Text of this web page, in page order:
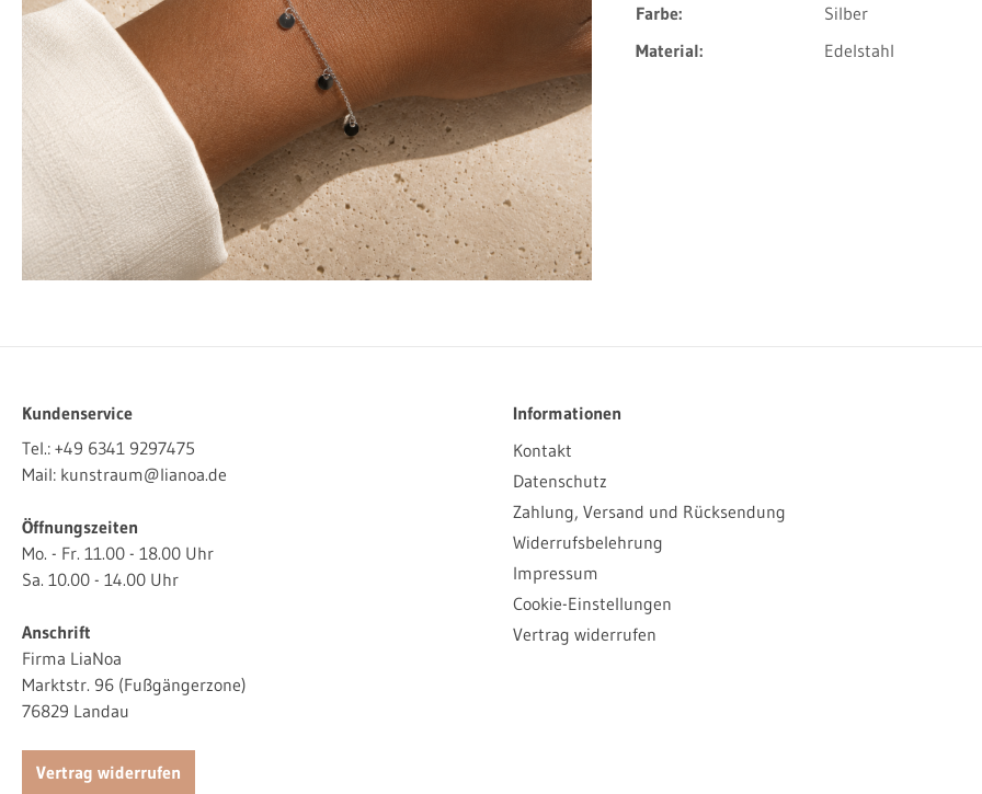
Farbe:
Silber
Material:
Edelstahl
Kundenservice
Tel.: +49 6341 9297475
Mail: kunstraum@lianoa.de
Öffnungszeiten
Mo. - Fr. 11.00 - 18.00 Uhr
Sa. 10.00 - 14.00 Uhr
Anschrift
Firma LiaNoa
Marktstr. 96 (Fußgängerzone)
76829 Landau
Vertrag widerrufen
Informationen
Kontakt
Datenschutz
Zahlung, Versand und Rücksendung
Widerrufsbelehrung
Impressum
Cookie-Einstellungen
Vertrag widerrufen